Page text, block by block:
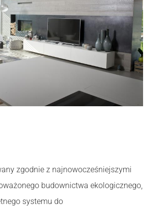
zgodnie z najnowocześniejszymi
budownictwa ekologicznego,
systemu do